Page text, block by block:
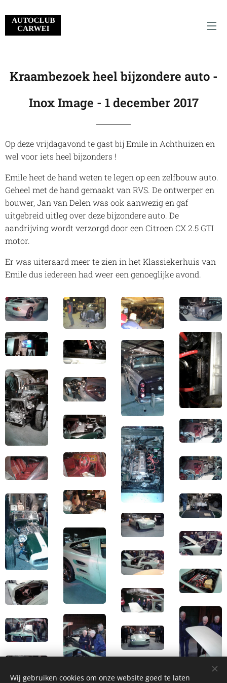
Kraambezoek heel bijzondere auto -
Inox Image - 1 december 2017
Op deze vrijdagavond te gast bij Emile in Achthuizen en
wel voor iets heel bijzonders !
Emile heet de hand weten te legen op een zelfbouw auto.
Geheel met de hand gemaakt van RVS. De ontwerper en
bouwer, Jan van Delen was ook aanwezig en gaf
uitgebreid uitleg over deze bijzondere auto. De
aandrijving wordt verzorgd door een Citroen CX 2.5 GTI
motor.
Er was uiteraard meer te zien in het Klassiekerhuis van
Emile dus iedereen had weer een genoeglijke avond.
Wij gebruiken cookies om onze website goed te laten